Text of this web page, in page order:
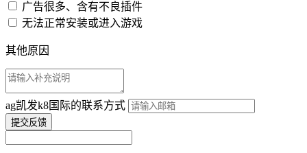
广告很多、含有不良插件
无法正常安装或进入游戏
其他原因
ag凯发k8国际的联系方式